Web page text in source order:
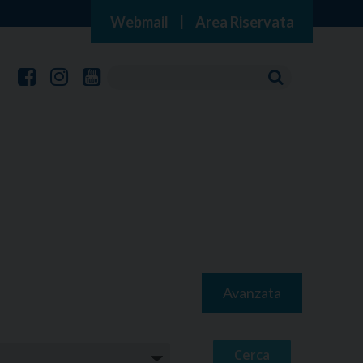
Webmail Area Riservata
Avanzata